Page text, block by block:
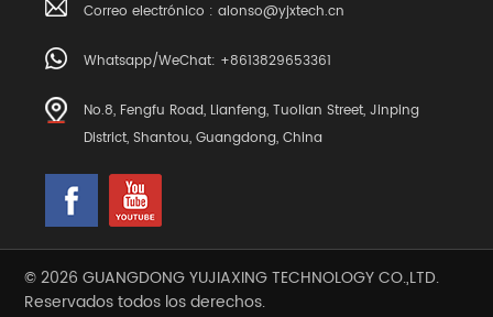
Correo electrónico :alonso@yjxtech.cn
Whatsapp/WeChat: +8613829653361
No.8, Fengfu Road, Lianfeng, Tuolian Street, Jinping
District, Shantou, Guangdong, China
© 2026 GUANGDONG YUJIAXING TECHNOLOGY CO.,LTD.
Reservados todos los derechos.